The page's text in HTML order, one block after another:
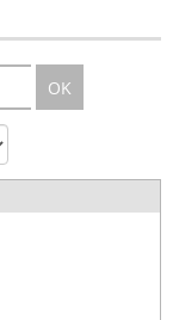
OK